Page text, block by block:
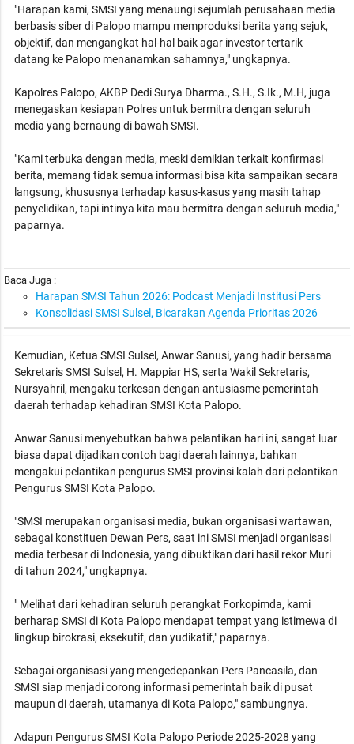
"Harapan kami, SMSI yang menaungi sejumlah perusahaan media
berbasis siber di Palopo mampu memproduksi berita yang sejuk,
objektif, dan mengangkat hal-hal baik agar investor tertarik
datang ke Palopo menanamkan sahamnya," ungkapnya.
Kapolres Palopo, AKBP Dedi Surya Dharma., S.H., S.Ik., M.H, juga
menegaskan kesiapan Polres untuk bermitra dengan seluruh
media yang bernaung di bawah SMSI.
"Kami terbuka dengan media, meski demikian terkait konfirmasi
berita, memang tidak semua informasi bisa kita sampaikan secara
langsung, khususnya terhadap kasus-kasus yang masih tahap
penyelidikan, tapi intinya kita mau bermitra dengan seluruh media,"
paparnya.
Baca Juga :
Harapan SMSI Tahun 2026: Podcast Menjadi Institusi Pers
Konsolidasi SMSI Sulsel, Bicarakan Agenda Prioritas 2026
Kemudian, Ketua SMSI Sulsel, Anwar Sanusi, yang hadir bersama
Sekretaris SMSI Sulsel, H. Mappiar HS, serta Wakil Sekretaris,
Nursyahril, mengaku terkesan dengan antusiasme pemerintah
daerah terhadap kehadiran SMSI Kota Palopo.
Anwar Sanusi menyebutkan bahwa pelantikan hari ini, sangat luar
biasa dapat dijadikan contoh bagi daerah lainnya, bahkan
mengakui pelantikan pengurus SMSI provinsi kalah dari pelantikan
Pengurus SMSI Kota Palopo.
"SMSI merupakan organisasi media, bukan organisasi wartawan,
sebagai konstituen Dewan Pers, saat ini SMSI menjadi organisasi
media terbesar di Indonesia, yang dibuktikan dari hasil rekor Muri
di tahun 2024," ungkapnya.
" Melihat dari kehadiran seluruh perangkat Forkopimda, kami
berharap SMSI di Kota Palopo mendapat tempat yang istimewa di
lingkup birokrasi, eksekutif, dan yudikatif," paparnya.
Sebagai organisasi yang mengedepankan Pers Pancasila, dan
SMSI siap menjadi corong informasi pemerintah baik di pusat
maupun di daerah, utamanya di Kota Palopo," sambungnya.
Adapun Pengurus SMSI Kota Palopo Periode 2025-2028 yang